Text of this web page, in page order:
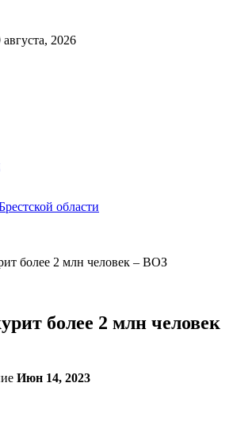
2026
области
более 2 млн человек – ВОЗ
более 2 млн человек
Июн 14, 2023